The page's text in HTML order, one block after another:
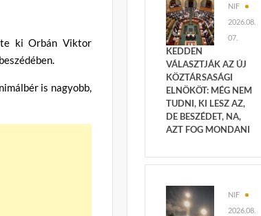
ki Orbán Viktor
is nagyobb,
NIF
2026.08.
07.
KEDDEN
VÁLASZTJÁK AZ ÚJ
KÖZTÁRSASÁGI
ELNÖKÖT: MÉG NEM
TUDNI, KI LESZ AZ,
DE BESZÉDET, NA,
AZT FOG MONDANI
NIF
2026.08.